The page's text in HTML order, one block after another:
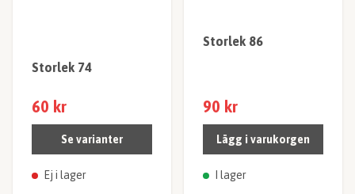
Storlek 74
60 kr
Se varianter
Ej i lager
Storlek 86
90 kr
Lägg i varukorgen
I lager